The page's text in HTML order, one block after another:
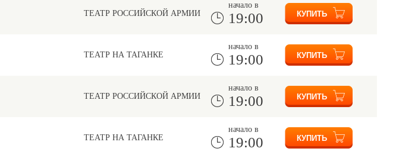
ТЕАТР РОССИЙСКОЙ АРМИИ
начало в
19:00
ТЕАТР НА ТАГАНКЕ
начало в
19:00
ТЕАТР РОССИЙСКОЙ АРМИИ
начало в
19:00
ТЕАТР НА ТАГАНКЕ
начало в
19:00